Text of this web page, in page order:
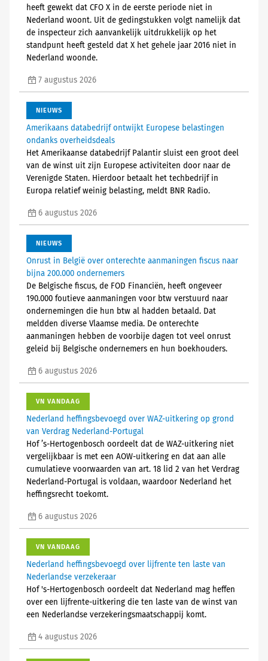
heeft gewekt dat CFO X in de eerste periode niet in
Nederland woont. Uit de gedingstukken volgt namelijk dat
de inspecteur zich aanvankelijk uitdrukkelijk op het
standpunt heeft gesteld dat X het gehele jaar 2016 niet in
Nederland woonde.
7 augustus 2026
NIEUWS
Amerikaans databedrijf ontwijkt Europese belastingen
ondanks overheidsdeals
Het Amerikaanse databedrijf Palantir sluist een groot deel
van de winst uit zijn Europese activiteiten door naar de
Verenigde Staten. Hierdoor betaalt het techbedrijf in
Europa relatief weinig belasting, meldt BNR Radio.
6 augustus 2026
NIEUWS
Onrust in België over onterechte aanmaningen fiscus naar
bijna 200.000 ondernemers
De Belgische fiscus, de FOD Financiën, heeft ongeveer
190.000 foutieve aanmaningen voor btw verstuurd naar
ondernemingen die hun btw al hadden betaald. Dat
meldden diverse Vlaamse media. De onterechte
aanmaningen hebben de voorbije dagen tot veel onrust
geleid bij Belgische ondernemers en hun boekhouders.
6 augustus 2026
VN VANDAAG
Nederland heffingsbevoegd over WAZ-uitkering op grond
van Verdrag Nederland-Portugal
Hof ’s-Hertogenbosch oordeelt dat de WAZ-uitkering niet
vergelijkbaar is met een AOW-uitkering en dat aan alle
cumulatieve voorwaarden van art. 18 lid 2 van het Verdrag
Nederland-Portugal is voldaan, waardoor Nederland het
heffingsrecht toekomt.
6 augustus 2026
VN VANDAAG
Nederland heffingsbevoegd over lijfrente ten laste van
Nederlandse verzekeraar
Hof 's-Hertogenbosch oordeelt dat Nederland mag heffen
over een lijfrente-uitkering die ten laste van de winst van
een Nederlandse verzekeringsmaatschappij komt.
4 augustus 2026